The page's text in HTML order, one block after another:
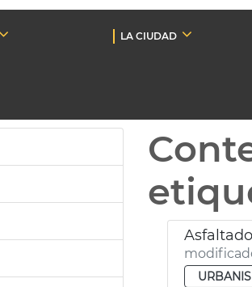
LA CIUDAD